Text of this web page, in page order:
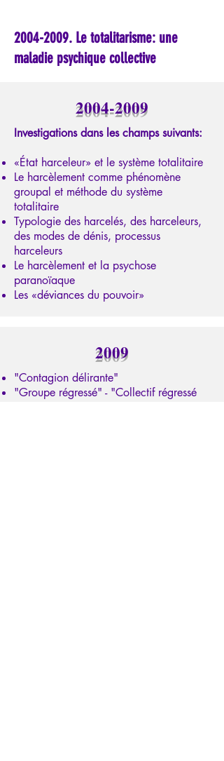
2004-2009. Le totalitarisme: une
maladie psychique collective
2004-2009
Investigations dans les champs suivants:
«État harceleur» et le système totalitaire
Le harcèlement comme phénomène
groupal et méthode du système
totalitaire
Typologie des harcelés, des harceleurs,
des modes de dénis, processus
harceleurs
Le harcèlement et la psychose
paranoïaque
Les «déviances du pouvoir»
2009
"Contagion délirante"
"Groupe régressé" - "Collectif régressé